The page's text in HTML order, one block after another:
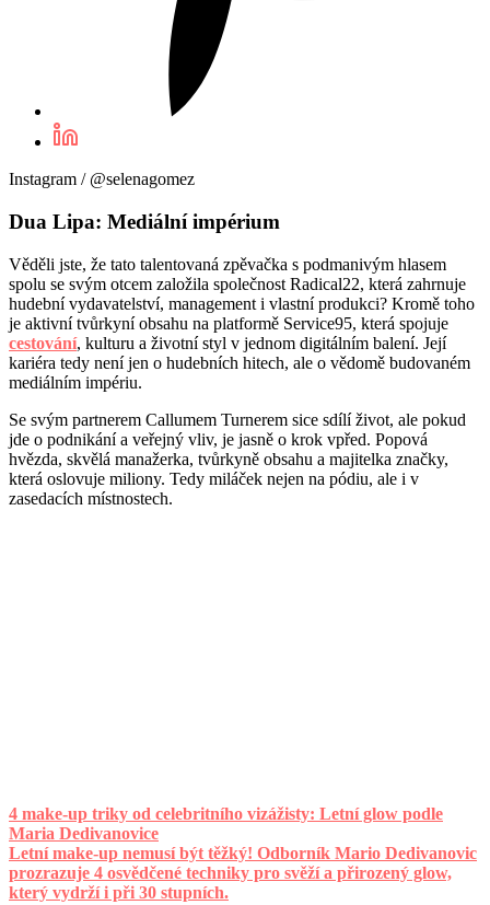
Instagram / @selenagomez
Dua Lipa: Mediální impérium
Věděli jste, že tato talentovaná zpěvačka s podmanivým hlasem
spolu se svým otcem založila společnost Radical22, která zahrnuje
hudební vydavatelství, management i vlastní produkci? Kromě toho
je aktivní tvůrkyní obsahu na platformě Service95, která spojuje
cestování, kulturu a životní styl v jednom digitálním balení. Její
kariéra tedy není jen o hudebních hitech, ale o vědomě budovaném
mediálním impériu.
Se svým partnerem Callumem Turnerem sice sdílí život, ale pokud
jde o podnikání a veřejný vliv, je jasně o krok vpřed. Popová
hvězda, skvělá manažerka, tvůrkyně obsahu a majitelka značky,
která oslovuje miliony. Tedy miláček nejen na pódiu, ale i v
zasedacích místnostech.
4 make-up triky od celebritního vizážisty: Letní glow podle
Maria Dedivanovice
Letní make-up nemusí být těžký! Odborník Mario Dedivanovic
prozrazuje 4 osvědčené techniky pro svěží a přirozený glow,
který vydrží i při 30 stupních.